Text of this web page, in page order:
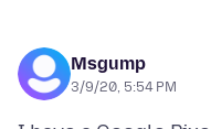
Msgump
3/9/20, 5:54 PM